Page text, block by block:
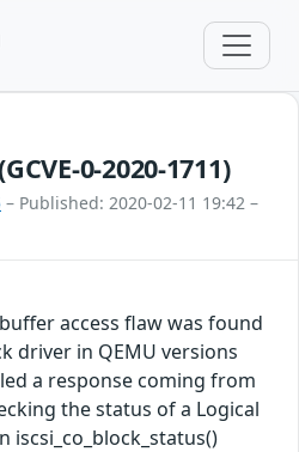
0-2020-1711)
– Published: 2020-02-11 19:42 –
access flaw was found
driver in QEMU versions
a response coming from
the status of a Logical
iscsi_co_block_status()